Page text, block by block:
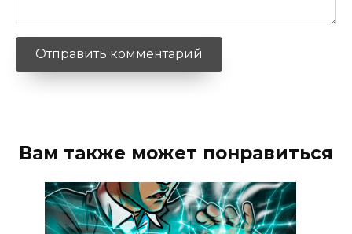
Вам также может понравиться